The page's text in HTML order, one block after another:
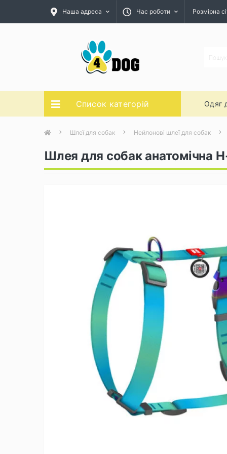
Наша адреса Час роботи Розмірна
Список категорій Одяг
Шлеї для собак Нейлонові шлеї для собак
Шлея для собак анатомічна